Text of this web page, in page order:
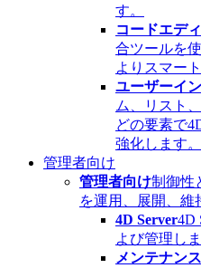
す。
コードエデ
合ツールを
よりスマー
ユーザーイ
ム、リスト
どの要素で
強化します。
管理者向け
管理者向け制御性
を運用、展開、維
4D Server4D
よび管理しま
メンテナンス